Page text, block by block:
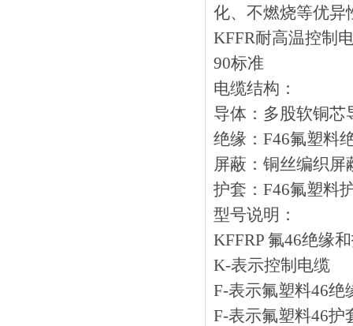
化、不燃烧等优异
KFFR耐高温控制电
90标准
电缆结构：
导体：多股软铜
绝缘：F46氟塑料
屏蔽：铜丝编织屏
护套：F46氟塑料
型号说明：
KFFRP 氟46绝缘
K-表示控制电缆
F-表示氟塑料46绝
F-表示氟塑料46护